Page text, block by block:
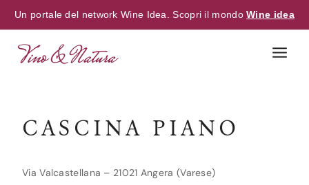
Un portale del network Wine Idea. Scopri il mondoWine idea
CASCINA PIANO
Via Valcastellana – 21021 Angera (Varese)